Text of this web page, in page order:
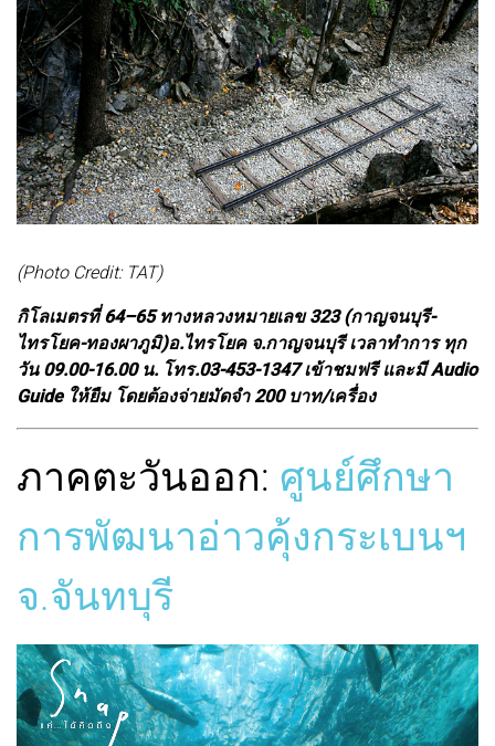
(Photo Credit: TAT)
กิโลเมตรที่ 64–65 ทางหลวงหมายเลข 323 (กาญจนบุรี-
ไทรโยค-ทองผาภูมิ)อ.ไทรโยค จ.กาญจนบุรี เวลาทำการ ทุก
วัน 09.00-16.00 น. โทร.03-453-1347 เข้าชมฟรี และมี Audio
Guide ให้ยืม โดยต้องจ่ายมัดจำ 200 บาท/เครื่อง
ภาคตะวันออก: ศูนย์ศึกษา
การพัฒนาอ่าวคุ้งกระเบนฯ
จ.จันทบุรี